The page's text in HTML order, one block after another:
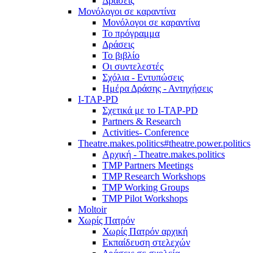
Μονόλογοι σε καραντίνα
Μονόλογοι σε καραντίνα
Το πρόγραμμα
Δράσεις
Το βιβλίο
Οι συντελεστές
Σχόλια - Εντυπώσεις
Ημέρα Δράσης - Αντηχήσεις
I-TAP-PD
Σχετικά με το I-TAP-PD
Partners & Research
Activities- Conference
Theatre.makes.politics#theatre.power.politics
Αρχική - Theatre.makes.politics
TMP Partners Meetings
TMP Research Workshops
TMP Working Groups
TMP Pilot Workshops
Moltoir
Χωρίς Πατρόν
Χωρίς Πατρόν αρχική
Εκπαίδευση στελεχών